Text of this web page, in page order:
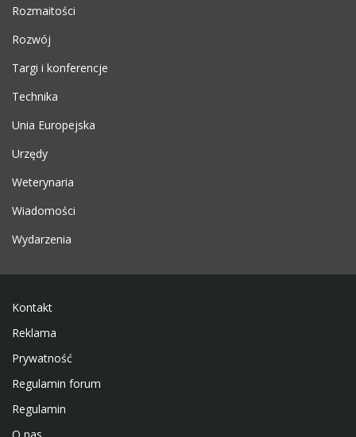
Rozmaitości
Rozwój
Targi i konferencje
Technika
Unia Europejska
Urzędy
Weterynaria
Wiadomości
Wydarzenia
Kontakt
Reklama
Prywatność
Regulamin forum
Regulamin